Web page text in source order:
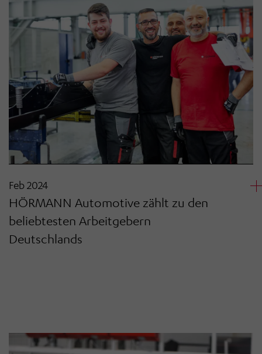
Feb 2024
HÖRMANN Automotive zählt zu den
beliebtesten Arbeitgebern
Deutschlands